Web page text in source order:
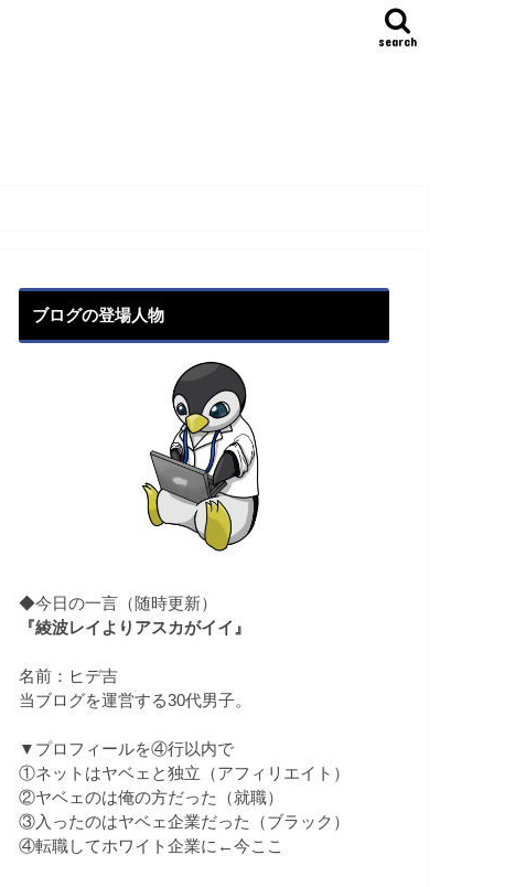
search
ブログの登場人物
◆今日の一言（随時更新）
『綾波レイよりアスカがイイ』
名前：ヒデ吉
当ブログを運営する30代男子。
▼プロフィールを④行以内で
①ネットはヤベェと独立（アフィリエイト）
②ヤベェのは俺の方だった（就職）
③入ったのはヤベェ企業だった（ブラック）
④転職してホワイト企業に←今ここ